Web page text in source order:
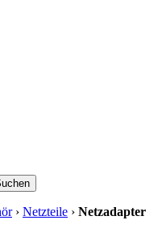
› Netzteile › Netzadapter